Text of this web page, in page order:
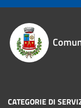
CATEGORIE DI